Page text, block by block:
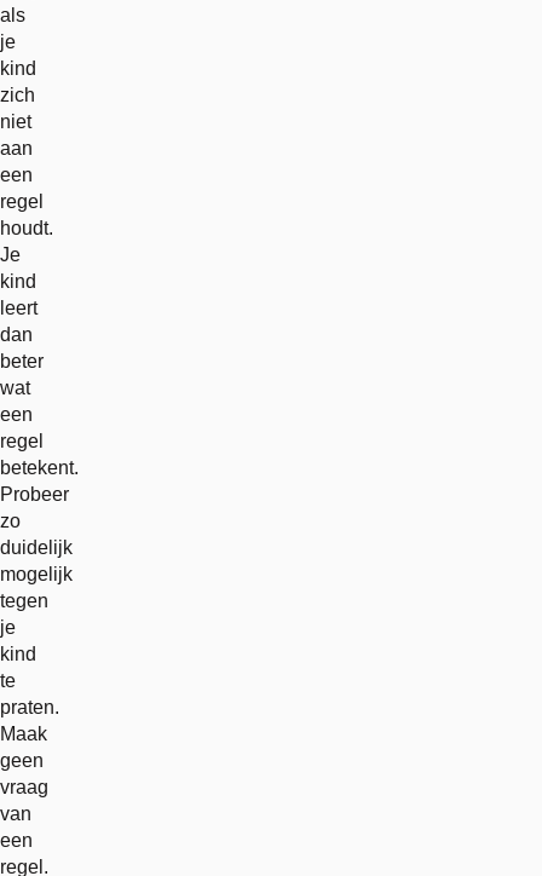
als
je
kind
zich
niet
aan
een
regel
houdt.
Je
kind
leert
dan
beter
wat
een
regel
betekent.
Probeer
zo
duidelijk
mogelijk
tegen
je
kind
te
praten.
Maak
geen
vraag
van
een
regel.